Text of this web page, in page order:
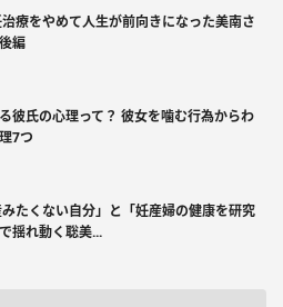
治療をやめて人生が前向きになった美南さ
編
彼氏の心理って？ 彼女を噛む行為からわ
7つ
みたくない自分」と「妊産婦の健康を研究
揺れ動く聡美...